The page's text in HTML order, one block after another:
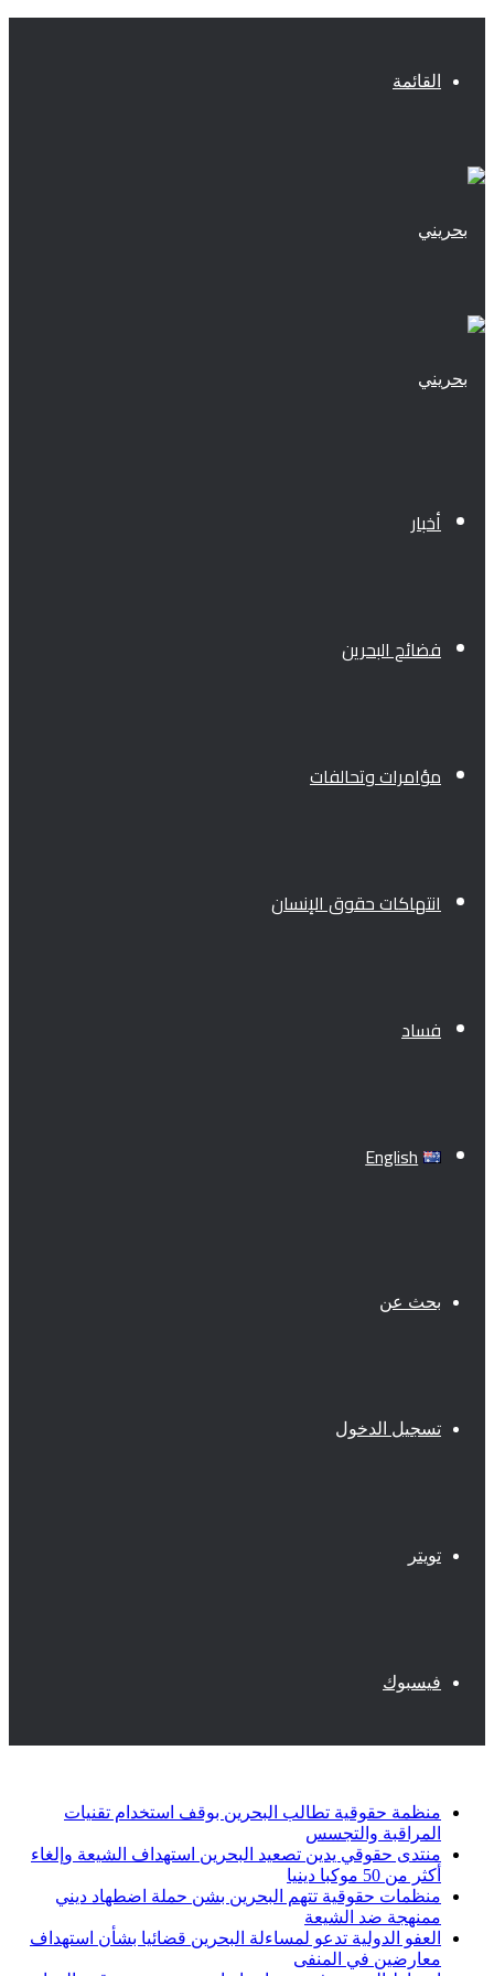
القائمة
أخبار
فضائح البحرين
مؤامرات وتحالفات
انتهاكات حقوق الإنسان
فساد
English
بحث عن
تسجيل الدخول
تويتر
فيسبوك
منظمة حقوقية تطالب البحرين بوقف استخدام تقنيات
المراقبة والتجسس
منتدى حقوقي يدين تصعيد البحرين استهداف الشيعة وإلغاء
أكثر من 50 موكبا دينيا
منظمات حقوقية تتهم البحرين بشن حملة اضطهاد ديني
ممنهجة ضد الشيعة
العفو الدولية تدعو لمساءلة البحرين قضائيا بشأن استهداف
معارضين في المنفى